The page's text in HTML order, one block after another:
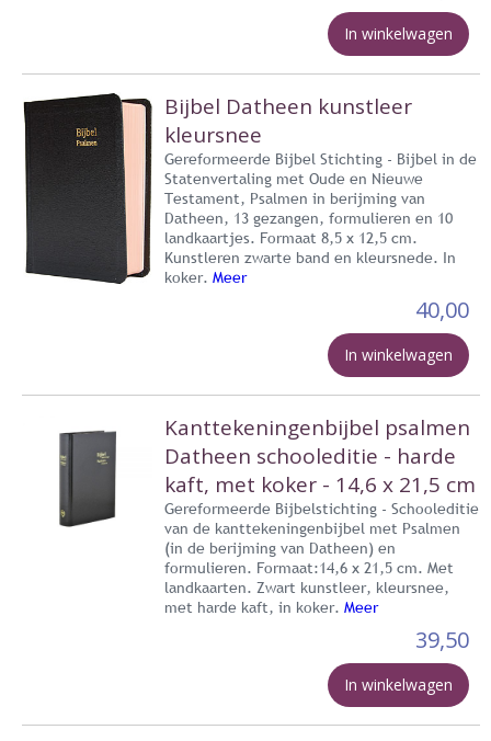
In winkelwagen
Bijbel Datheen kunstleer
kleursnee
Gereformeerde Bijbel Stichting - Bijbel in de
Statenvertaling met Oude en Nieuwe
Testament, Psalmen in berijming van
Datheen, 13 gezangen, formulieren en 10
landkaartjes. Formaat 8,5 x 12,5 cm.
Kunstleren zwarte band en kleursnede. In
koker. Meer
40,00
In winkelwagen
Kanttekeningenbijbel psalmen
Datheen schooleditie - harde
kaft, met koker - 14,6 x 21,5 cm
Gereformeerde Bijbelstichting - Schooleditie
van de kanttekeningenbijbel met Psalmen
(in de berijming van Datheen) en
formulieren. Formaat:14,6 x 21,5 cm. Met
landkaarten. Zwart kunstleer, kleursnee,
met harde kaft, in koker. Meer
39,50
In winkelwagen